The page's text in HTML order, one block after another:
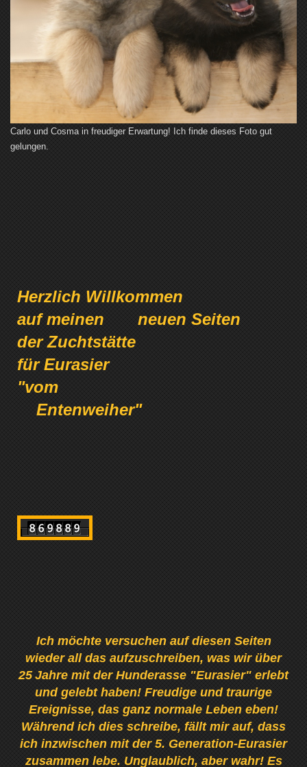
Carlo und Cosma in freudiger Erwartung! Ich finde dieses Foto gut
gelungen.
Herzlich Willkommen
auf meinen neuen Seiten
der Zuchtstätte
für Eurasier
"vom
Entenweiher"
Ich möchte versuchen auf diesen Seiten
wieder all das aufzuschreiben, was wir über
25 Jahre mit der Hunderasse "Eurasier" erlebt
und gelebt haben! Freudige und traurige
Ereignisse, das ganz normale Leben eben!
Während ich dies schreibe, fällt mir auf, dass
ich inzwischen mit der 5. Generation-Eurasier
zusammen lebe. Unglaublich, aber wahr! Es